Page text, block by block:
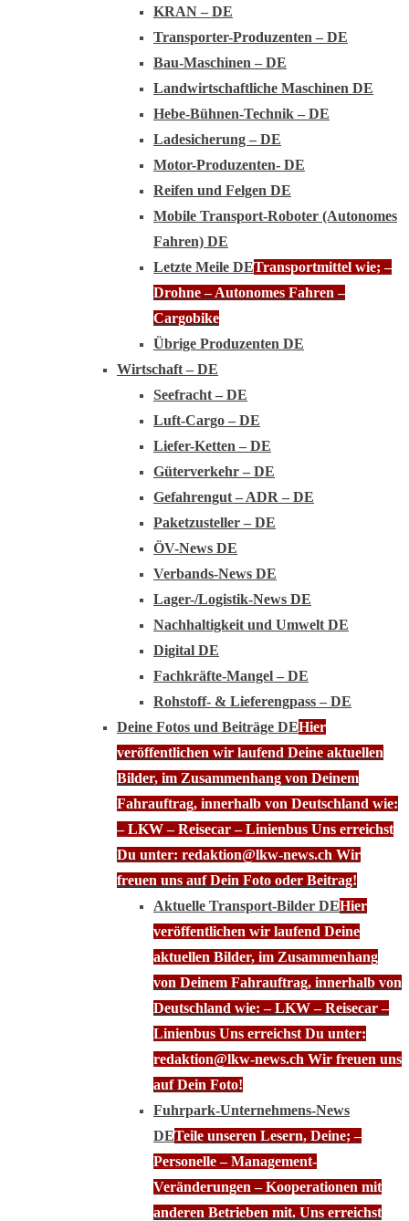
KRAN – DE
Transporter-Produzenten – DE
Bau-Maschinen – DE
Landwirtschaftliche Maschinen DE
Hebe-Bühnen-Technik – DE
Ladesicherung – DE
Motor-Produzenten- DE
Reifen und Felgen DE
Mobile Transport-Roboter (Autonomes
Fahren) DE
Letzte Meile DETransportmittel wie; –
Drohne – Autonomes Fahren –
Cargobike
Übrige Produzenten DE
Wirtschaft – DE
Seefracht – DE
Luft-Cargo – DE
Liefer-Ketten – DE
Güterverkehr – DE
Gefahrengut – ADR – DE
Paketzusteller – DE
ÖV-News DE
Verbands-News DE
Lager-/Logistik-News DE
Nachhaltigkeit und Umwelt DE
Digital DE
Fachkräfte-Mangel – DE
Rohstoff- & Lieferengpass – DE
Deine Fotos und Beiträge DEHier
veröffentlichen wir laufend Deine aktuellen
Bilder, im Zusammenhang von Deinem
Fahrauftrag, innerhalb von Deutschland wie:
– LKW – Reisecar – Linienbus Uns erreichst
Du unter: redaktion@lkw-news.ch Wir
freuen uns auf Dein Foto oder Beitrag!
Aktuelle Transport-Bilder DEHier
veröffentlichen wir laufend Deine
aktuellen Bilder, im Zusammenhang
von Deinem Fahrauftrag, innerhalb von
Deutschland wie: – LKW – Reisecar –
Linienbus Uns erreichst Du unter:
redaktion@lkw-news.ch Wir freuen uns
auf Dein Foto!
Fuhrpark-Unternehmens-News
DETeile unseren Lesern, Deine; –
Personelle – Management-
Veränderungen – Kooperationen mit
anderen Betrieben mit. Uns erreichst